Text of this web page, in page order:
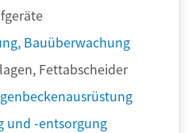
Bauüberwachung
Fettabscheider
und -entsorgung